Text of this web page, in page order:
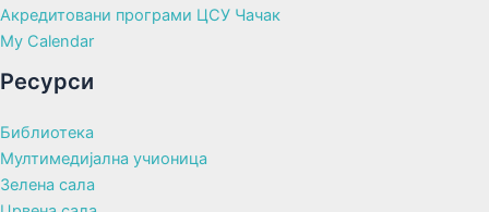
Акредитовани програми ЦСУ Чачак
My Calendar
Ресурси
Библиотека
Мултимедијална учионица
Зелена сала